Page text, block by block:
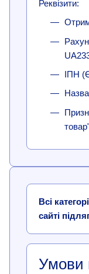
Реквізити:
ІПН
Всі
сайті
Умови